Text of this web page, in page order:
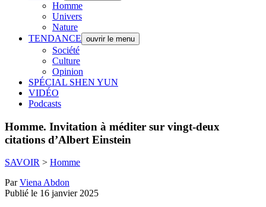
Homme
Univers
Nature
TENDANCE ouvrir le menu
Société
Culture
Opinion
SPÉCIAL SHEN YUN
VIDÉO
Podcasts
Homme. Invitation à méditer sur vingt-deux
citations d’Albert Einstein
SAVOIR > Homme
ParViena Abdon
Publié le 16 janvier 2025